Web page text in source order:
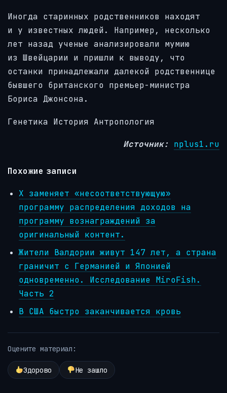
Иногда старинных родственников находят
и у известных людей. Например, несколько
лет назад ученые анализировали мумию
из Швейцарии и пришли к выводу, что
останки принадлежали далекой родственнице
бывшего британского премьер-министра
Бориса Джонсона.
Генетика История Антропология
Источник: nplus1.ru
Похожие записи
X заменяет «несоответствующую»
программу распределения доходов на
программу вознаграждений за
оригинальный контент.
Жители Валдории живут 147 лет, а страна
граничит с Германией и Японией
одновременно. Исследование MiroFish.
Часть 2
В США быстро заканчивается кровь
Оцените материал:
Здорово Не зашло